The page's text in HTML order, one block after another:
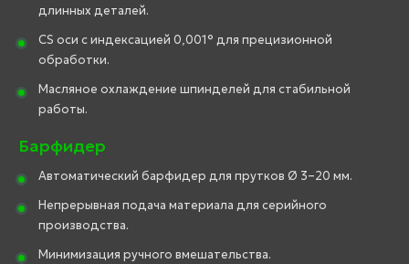
длинных деталей.
CS оси с индексацией 0,001° для прецизионной
обработки.
Масляное охлаждение шпинделей для стабильной
работы.
Барфидер
Автоматический барфидер для прутков Ø 3–20 мм.
Непрерывная подача материала для серийного
производства.
Минимизация ручного вмешательства.